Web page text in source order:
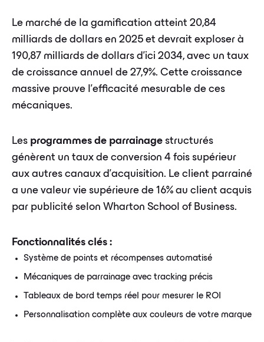
Le marché de la gamification atteint 20,84
milliards de dollars en 2025 et devrait exploser à
190,87 milliards de dollars d'ici 2034, avec un taux
de croissance annuel de 27,9%. Cette croissance
massive prouve l'efficacité mesurable de ces
mécaniques.
Les programmes de parrainage structurés
génèrent un taux de conversion 4 fois supérieur
aux autres canaux d'acquisition. Le client parrainé
a une valeur vie supérieure de 16% au client acquis
par publicité selon Wharton School of Business.
Fonctionnalités clés :
Système de points et récompenses automatisé
Mécaniques de parrainage avec tracking précis
Tableaux de bord temps réel pour mesurer le ROI
Personnalisation complète aux couleurs de votre marque